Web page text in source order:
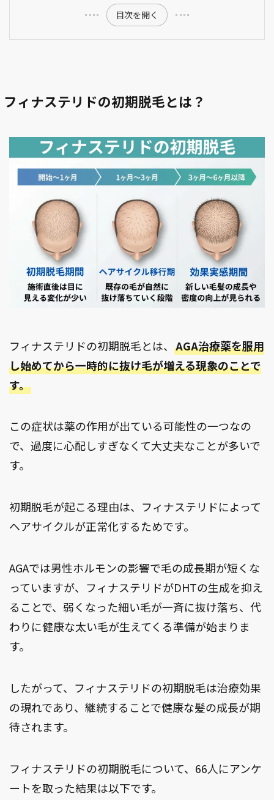
目次を開く
フィナステリドの初期脱毛とは？
フィナステリドの初期脱毛とは、 AGA治療薬を服用
し始めてから一時的に抜け毛が増える現象のことで
す。
この症状は薬の作用が出ている可能性の一つなの
で、過度に心配しすぎなくて大丈夫なことが多いで
す。
初期脱毛が起こる理由は、フィナステリドによって
ヘアサイクルが正常化するためです。
AGAでは男性ホルモンの影響で毛の成長期が短くな
っていますが、フィナステリドがDHTの生成を抑え
ることで、弱くなった細い毛が一斉に抜け落ち、代
わりに健康な太い毛が生えてくる準備が始まりま
す。
したがって、フィナステリドの初期脱毛は治療効果
の現れであり、継続することで健康な髪の成長が期
待されます。
フィナステリドの初期脱毛について、66人にアンケ
ートを取った結果は以下です。